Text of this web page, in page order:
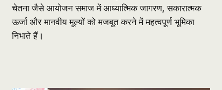
चेतना जैसे आयोजन समाज में आध्यात्मिक जागरण, सकारात्मक
ऊर्जा और मानवीय मूल्यों को मजबूत करने में महत्वपूर्ण भूमिका
निभाते हैं।